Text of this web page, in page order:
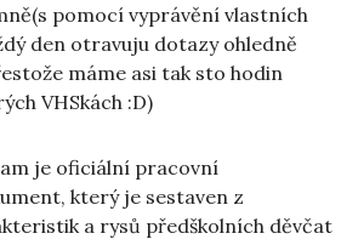
pomocí vyprávění vlastních
den otravuju dotazy ohledně
máme asi tak sto hodin
VHSkách :D)
je oficiální pracovní
který je sestaven z
a rysů předškolních děvčat